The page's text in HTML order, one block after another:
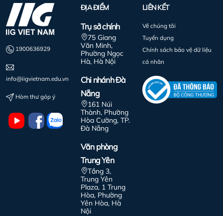
1900636929
info@iigvietnam.edu.vn
Hòm thư góp ý
ĐỊA ĐIỂM
Trụ sở chính
75 Giang
Văn Minh,
Phường Ngọc
Hà, Hà Nội
Chi nhánh Đà
Nẵng
161 Núi
Thành, Phường
Hòa Cường, TP.
Đà Nẵng
Văn phòng
Trung Yên
Tầng 3,
Trung Yên
Plaza, 1 Trung
Hòa, Phường
Yên Hòa, Hà
Nội
LIÊN KẾT
Về chúng tôi
Tuyển dụng
Chính sách bảo vệ dữ liệu
cá nhân